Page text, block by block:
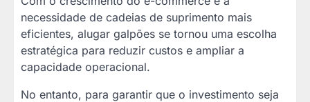
necessidade de cadeias de suprimento mais
eficientes, alugar galpões se tornou uma escolha
estratégica para reduzir custos e ampliar a
capacidade operacional.
No entanto, para garantir que o investimento seja